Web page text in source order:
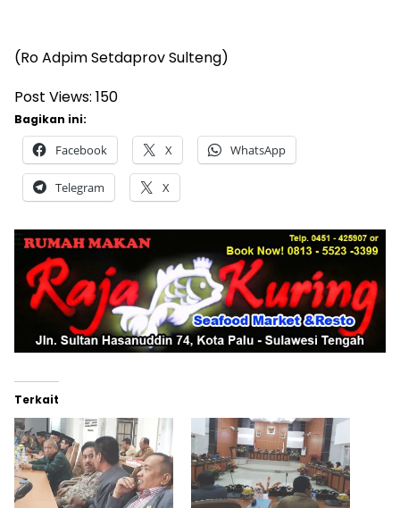
(Ro Adpim Setdaprov Sulteng)
Post Views: 150
Bagikan ini:
Facebook X WhatsApp
Telegram X
Terkait